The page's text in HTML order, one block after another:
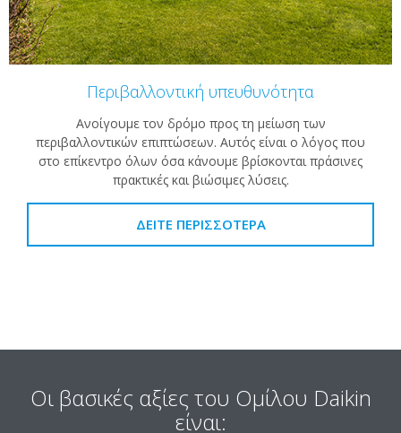
Περιβαλλοντική υπευθυνότητα
Ανοίγουμε τον δρόμο προς τη μείωση των
περιβαλλοντικών επιπτώσεων. Αυτός είναι ο λόγος που
στο επίκεντρο όλων όσα κάνουμε βρίσκονται πράσινες
πρακτικές και βιώσιμες λύσεις.
ΔΕΊΤΕ ΠΕΡΙΣΣΌΤΕΡΑ
Οι βασικές αξίες του Ομίλου Daikin
είναι: